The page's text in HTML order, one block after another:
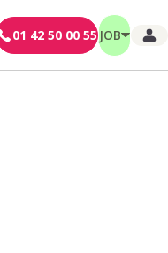
01 42 50 00 55 JOB